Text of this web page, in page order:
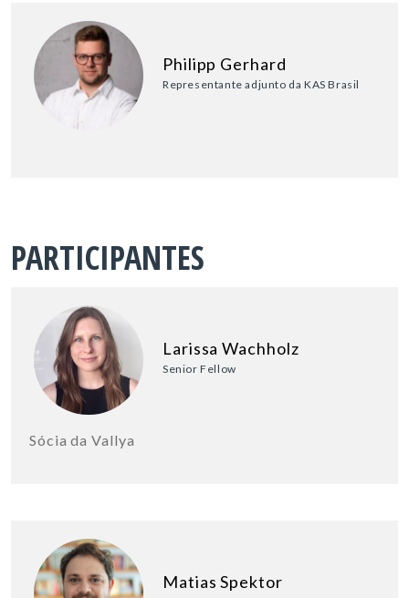
Philipp Gerhard
Representante adjunto da KAS Brasil
PARTICIPANTES
Larissa Wachholz
Senior Fellow
Sócia da Vallya
Matias Spektor